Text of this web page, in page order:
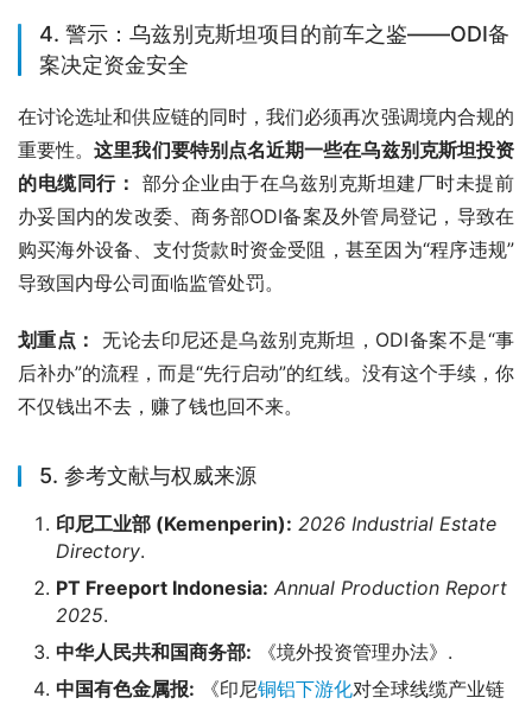
4. 警示：乌兹别克斯坦项目的前车之鉴——ODI备
案决定资金安全
在讨论选址和供应链的同时，我们必须再次强调境内合规的
重要性。这里我们要特别点名近期一些在乌兹别克斯坦投资
的电缆同行： 部分企业由于在乌兹别克斯坦建厂时未提前
办妥国内的发改委、商务部ODI备案及外管局登记，导致在
购买海外设备、支付货款时资金受阻，甚至因为“程序违规”
导致国内母公司面临监管处罚。
划重点： 无论去印尼还是乌兹别克斯坦，ODI备案不是“事
后补办”的流程，而是“先行启动”的红线。没有这个手续，你
不仅钱出不去，赚了钱也回不来。
5. 参考文献与权威来源
印尼工业部 (Kemenperin): 2026 Industrial Estate
Directory.
PT Freeport Indonesia: Annual Production Report
2025.
中华人民共和国商务部: 《境外投资管理办法》.
中国有色金属报: 《印尼铜铝下游化对全球线缆产业链